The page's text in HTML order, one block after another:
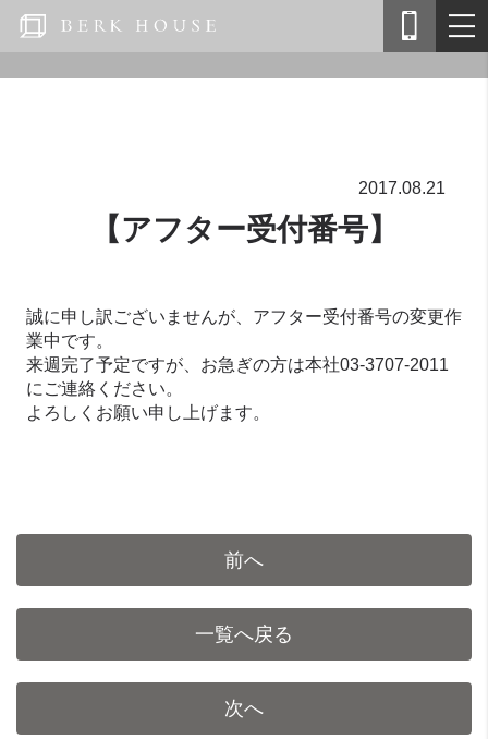
2017.08.21
【アフター受付番号】
誠に申し訳ございませんが、アフター受付番号の変更作
業中です。
来週完了予定ですが、お急ぎの方は本社03-3707-2011
にご連絡ください。
よろしくお願い申し上げます。
前へ
一覧へ戻る
次へ